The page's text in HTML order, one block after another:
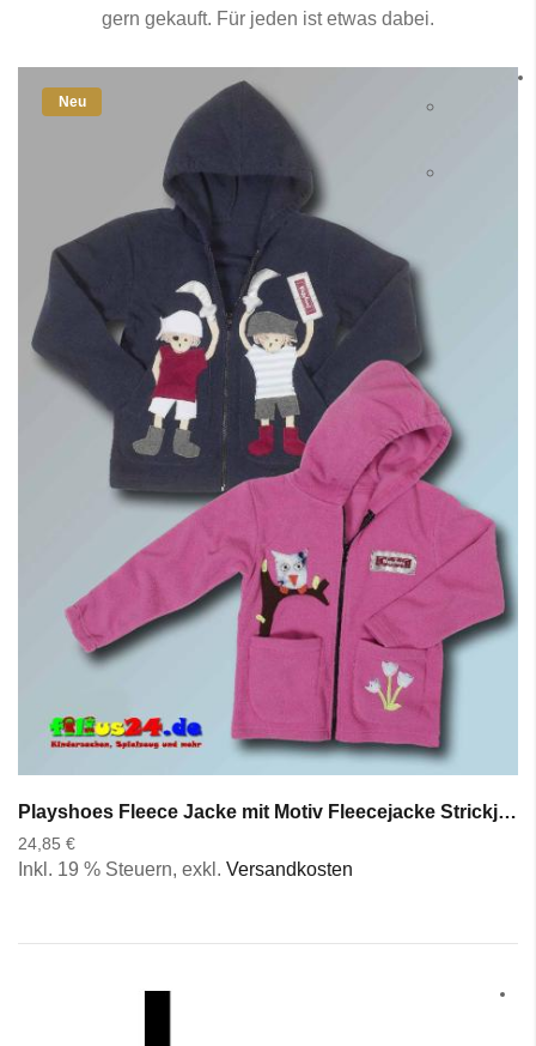
gern gekauft. Für jeden ist etwas dabei.
Neu
Playshoes Fleece Jacke mit Motiv Fleecejacke Strickjacke Kinderjacke Pirat Tiere
24,85 €
Inkl. 19 % Steuern, exkl. Versandkosten